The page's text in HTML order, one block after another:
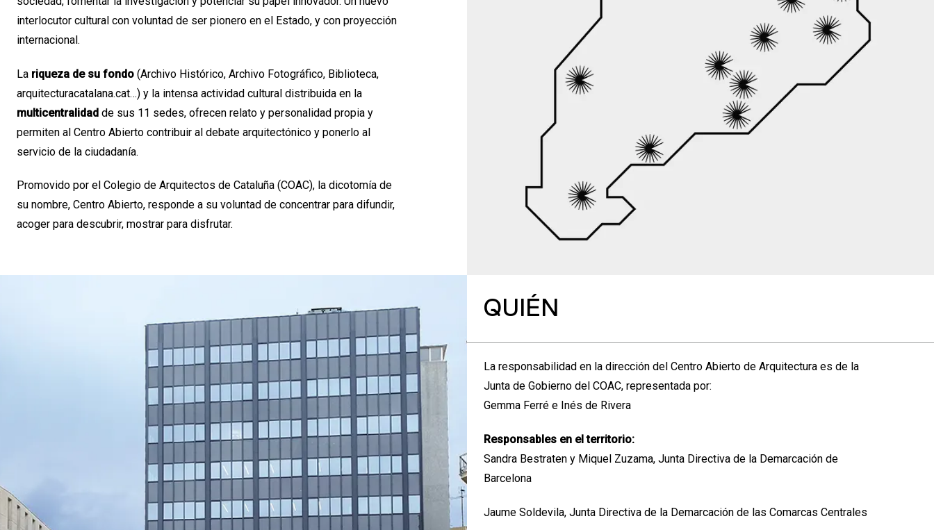
interlocutor cultural con voluntad de ser pionero en el Estado, y con proyección
internacional.
La riqueza de su fondo (Archivo Histórico, Archivo Fotográfico, Biblioteca,
arquitecturacatalana.cat…) y la intensa actividad cultural distribuida en la
multicentralidad de sus 11 sedes, ofrecen relato y personalidad propia y
permiten al Centro Abierto contribuir al debate arquitectónico y ponerlo al
servicio de la ciudadanía.
Promovido por el Colegio de Arquitectos de Cataluña (COAC), la dicotomía de
su nombre, Centro Abierto, responde a su voluntad de concentrar para difundir,
acoger para descubrir, mostrar para disfrutar.
QUIÉN
La responsabilidad en la dirección del Centro Abierto de Arquitectura es de la
Junta de Gobierno del COAC, representada por:
Gemma Ferré e Inés de Rivera
Responsables en el territorio:
Sandra Bestraten y Miquel Zuzama, Junta Directiva de la Demarcación de
Barcelona
Jaume Soldevila, Junta Directiva de la Demarcación de las Comarcas Centrales